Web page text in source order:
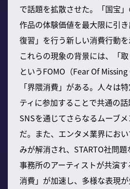
で話題を拡散させた。「国宝
作品の体験価値を最大限に引
復習」を行う新しい消費行動を
これらの現象の背景には、「取
というFOMO（Fear Of
「界隈消費」がある。人々は
ティに参加することで共通の
SNSを通じてさらなるムーブ
だ。また、エンタメ業界にお
みが解消され、STARTO社問
事務所のアーティストが共演
消費」が加速し、多様な表現